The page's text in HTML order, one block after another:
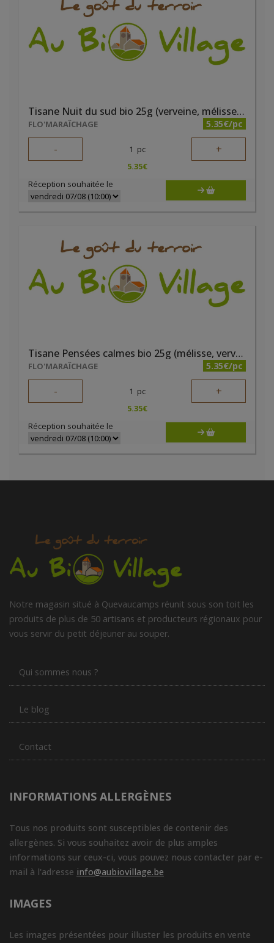
Tisane Nuit du sud bio 25g (verveine, mélisse, lavande)
FLO'MARAÎCHAGE 5.35€/pc
- 1 pc +
5.35€
Réception souhaitée le
Tisane Pensées calmes bio 25g (mélisse, verveine, marjolaine et lavande)
FLO'MARAÎCHAGE 5.35€/pc
- 1 pc +
5.35€
Réception souhaitée le
Notre magasin situé à Quevaucamps réunit sous son toit les
produits de plus de 50 artisans et producteurs régionaux pour
vous servir du petit déjeuner au souper.
Qui sommes nous ?
Le blog
Contact
INFORMATIONS ALLERGÈNES
Tous nos produits sont susceptibles de contenir des
allergènes. Si vous souhaitez avoir de plus amples
informations sur ceux-ci, vous pouvez nous contacter par e-
mail à l'adresse info@aubiovillage.be
IMAGES
Les images présentées pour illuster les produits en vente